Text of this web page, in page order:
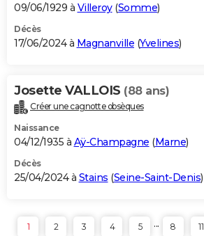
09/06/1929 à Villeroy(Somme)
Décès
17/06/2024 à Magnanville (Yvelines)
Josette VALLOIS (88 ans)
Créer une cagnotte obsèques
Naissance
04/12/1935 à Aÿ-Champagne (Marne)
Décès
25/04/2024 à Stains (Seine-Saint-Denis)
1 2 3 4 5 ... 8 11